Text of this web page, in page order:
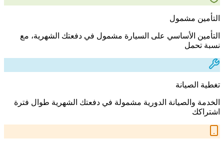
التأمين مشمول
التأمين الأساسي على السيارة مشمول في دفعتك الشهرية، مع
نسبة تحمل
تغطية الصيانة
الخدمة والصيانة الدورية مشمولة في دفعتك الشهرية طوال فترة
اشتراكك